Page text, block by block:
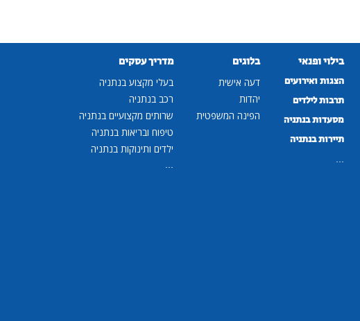
בילוי ופנאי
הצגות ואירועים
תרבות לילדים
מסעדות בנתניה
תיירות בנתניה
...
בלוגים
דעה אישית
יהדות
הפינה המשפטית
מדריך עסקים
בעלי מקצוע בנתניה
רכב בנתניה
שרותים מקצועיים בנתניה
טיפוח ובריאות בנתניה
ילדים ותינוקות בנתניה
...